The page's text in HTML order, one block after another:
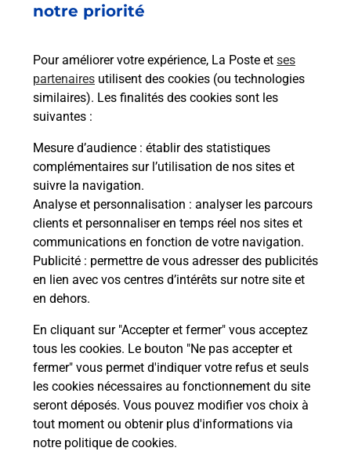
notre priorité
Pour améliorer votre expérience, La Poste et ses
partenaires utilisent des cookies (ou technologies
similaires). Les finalités des cookies sont les
suivantes :
Mesure d’audience : établir des statistiques
complémentaires sur l’utilisation de nos sites et
suivre la navigation.
Analyse et personnalisation : analyser les parcours
clients et personnaliser en temps réel nos sites et
communications en fonction de votre navigation.
Publicité : permettre de vous adresser des publicités
en lien avec vos centres d’intérêts sur notre site et
en dehors.
En cliquant sur "Accepter et fermer" vous acceptez
tous les cookies. Le bouton "Ne pas accepter et
fermer" vous permet d'indiquer votre refus et seuls
les cookies nécessaires au fonctionnement du site
seront déposés. Vous pouvez modifier vos choix à
tout moment ou obtenir plus d'informations via
notre politique de cookies.
Acheter un iPhone neuf ou reconditionné
Vous recherchez un smartphone pas cher proche
de chez vous ? Découvrez notre offre de
téléphones iPhone Apple dans vos bureaux de
Poste à NAUCELLES (15250) !
En savoir plus
Questions fréquemment posées
Comment retourner un colis acheté
en ligne depuis votre boîte aux lettres